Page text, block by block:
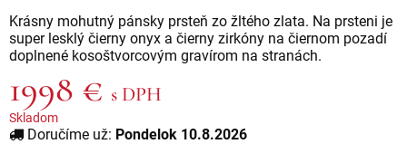
Krásny mohutný pánsky prsteň zo žltého zlata. Na prsteni je
super lesklý čierny onyx a čierny zirkóny na čiernom pozadí
doplnené kosoštvorcovým gravírom na stranách.
1998 € s DPH
Skladom
Doručíme už: Pondelok 10.8.2026